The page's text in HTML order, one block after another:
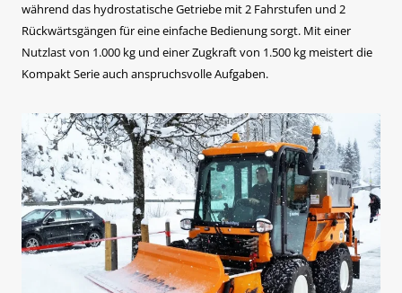
während das hydrostatische Getriebe mit 2 Fahrstufen und 2
Rückwärtsgängen für eine einfache Bedienung sorgt. Mit einer
Nutzlast von 1.000 kg und einer Zugkraft von 1.500 kg meistert die
Kompakt Serie auch anspruchsvolle Aufgaben.